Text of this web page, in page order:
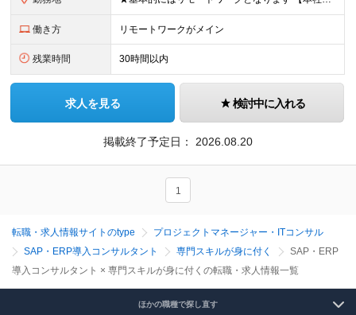
働き方 リモートワークがメイン
残業時間 30時間以内
求人を見る 検討中に入れる
掲載終了予定日： 2026.08.20
1
転職・求人情報サイトのtype
プロジェクトマネージャー・ITコンサル
SAP・ERP導入コンサルタント
専門スキルが身に付く
SAP・ERP
導入コンサルタント × 専門スキルが身に付くの転職・求人情報一覧
ほかの職種で探し直す